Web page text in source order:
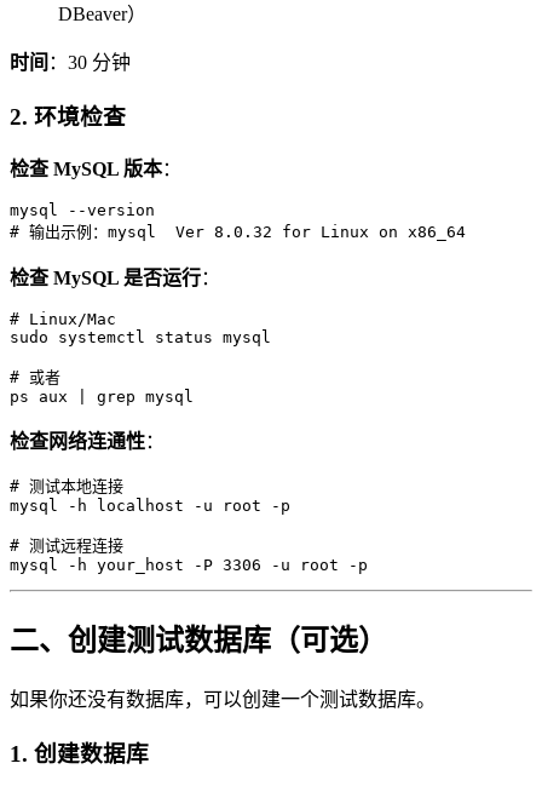
DBeaver）
时间 ：30 分钟
2. 环境检查
检查 MySQL 版本：
mysql --version
检查 MySQL 是否运行：
# Linux/Mac
sudo systemctl status mysql
# 或者
检查网络连通性：
# 测试本地连接
mysql -h localhost -u root -p
# 测试远程连接
二、创建测试数据库（可选）
如果你还没有数据库，可以创建一个测试数据库。
1. 创建数据库